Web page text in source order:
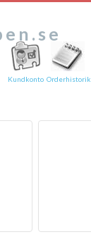
Kundkonto Orderhistorik
en vän: